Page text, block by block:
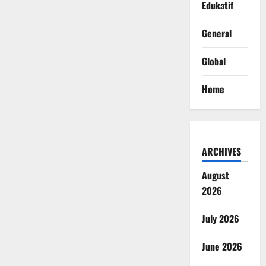
Edukatif
General
Global
Home
ARCHIVES
August
2026
July 2026
June 2026